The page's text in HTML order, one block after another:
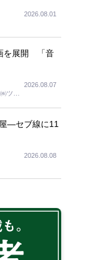
2026.08.01
を展開 「音
ツー
2026.08.07
―セブ線に11
2026.08.08